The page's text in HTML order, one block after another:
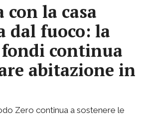
con la casa
dal fuoco: la
continua
abitazione in
Zero continua a sostenere le